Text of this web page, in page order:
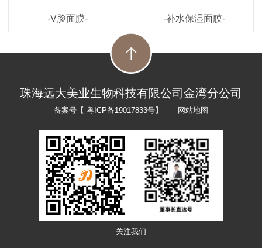
-V脸面膜- -补水保湿面膜-
珠海远大美业生物科技有限公司金湾分公司
备案号【 粤ICP备19017833号】 网站地图
关注我们